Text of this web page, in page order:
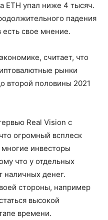
ETH упал ниже 4 тысяч.
падения
есть свое мнение.
считает, что
рынки
второй половины 2021
Real Vision с
огромный всплеск
инвесторы
что у отдельных
наличных денег.
стороны, например
высокой
времени.